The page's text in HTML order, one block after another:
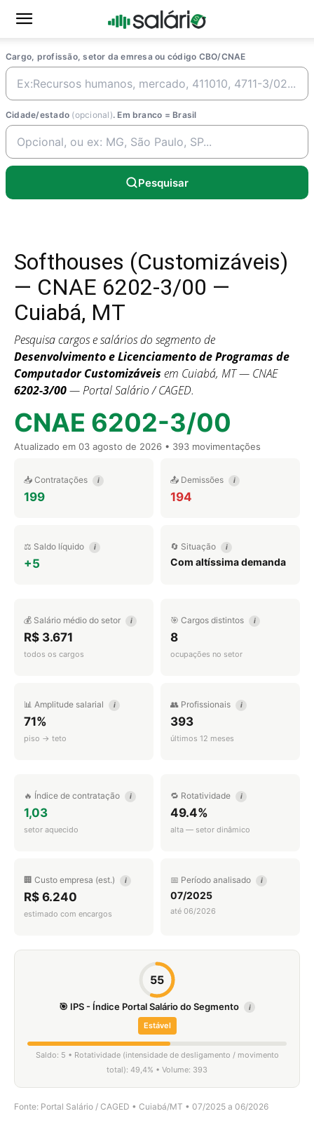
Cargo, profissão, setor da emresa ou código CBO/CNAE
Cidade/estado (opcional). Em branco = Brasil
Pesquisar
Softhouses (Customizáveis)
— CNAE 6202-3/00 —
Cuiabá, MT
Pesquisa cargos e salários do segmento de
Desenvolvimento e Licenciamento de Programas de
Computador Customizáveis em Cuiabá, MT — CNAE
6202-3/00— Portal Salário / CAGED.
CNAE 6202-3/00
Atualizado em 03 agosto de 2026 • 393 movimentações
📥 Contratações i
199
📤 Demissões i
194
⚖️ Saldo líquido i
+5
🔄 Situação i
Com altíssima demanda
💰 Salário médio do setor i
R$ 3.671
todos os cargos
🎯 Cargos distintos i
8
ocupações no setor
📊 Amplitude salarial i
71%
piso → teto
👥 Profissionais i
393
últimos 12 meses
🔥 Índice de contratação i
1,03
setor aquecido
🔁 Rotatividade i
49.4%
alta — setor dinâmico
🏢 Custo empresa (est.) i
R$ 6.240
estimado com encargos
📅 Período analisado i
07/2025
até 06/2026
55
🎯 IPS - Índice Portal Salário do Segmento i
Estável
Saldo: 5 • Rotatividade (intensidade de desligamento / movimento
total): 49,4% • Volume: 393
Fonte: Portal Salário / CAGED • Cuiabá/MT • 07/2025 a 06/2026